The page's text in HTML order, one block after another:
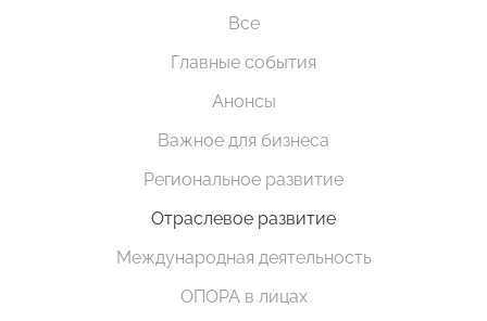
Все
Главные события
Анонсы
Важное для бизнеса
Региональное развитие
Отраслевое развитие
Международная деятельность
ОПОРА в лицах